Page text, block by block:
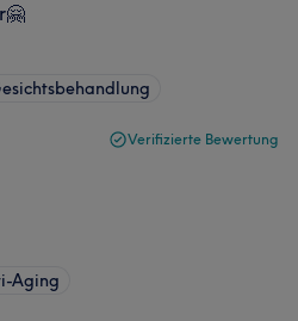
Verifizierte Bewertung
Aging